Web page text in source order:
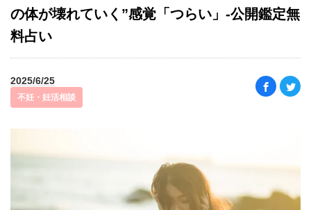
の体が壊れていく”感覚「つらい」-公開鑑定無
料占い
2025/6/25
不妊・妊活相談